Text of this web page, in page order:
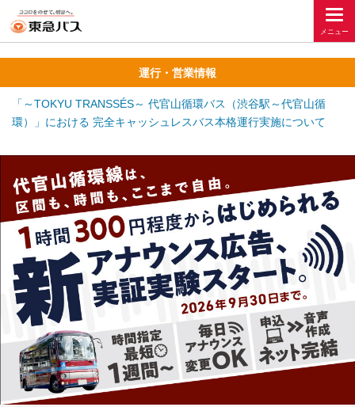
運行・営業情報
「～TOKYU TRANSSÉS～ 代官山循環バス（渋谷駅～代官山循
環）」における 完全キャッシュレスバス本格運行実施について